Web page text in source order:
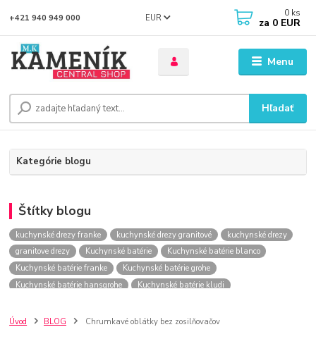
Menu
EUR
Hľadať
+421 940 949 000 0 ks
za 0 EUR
Kategórie blogu
Štítky blogu
kuchynské drezy franke kuchynské drezy granitové
kuchynské drezy
granitove drezy
Kuchynské batérie
Kuchynské batérie blanco
Kuchynské batérie franke
Kuchynské batérie grohe
Kuchynské batérie hansgrohe
Kuchynské batérie kludi
kuchynské batérie sagittarius
kuchynské batérie
vodovodné batérie
Úvod BLOG Chrumkavé oblátky bez zosilňovačov